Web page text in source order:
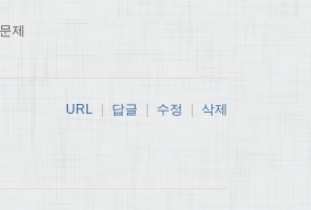
제
URL | 답글 | 수정 | 삭제